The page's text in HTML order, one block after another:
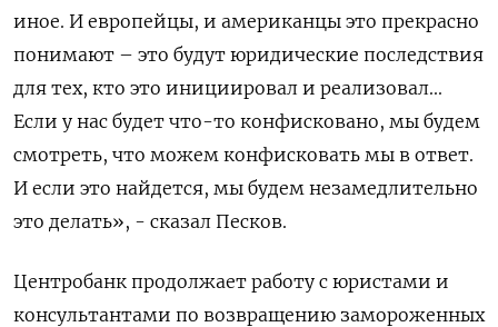
иное. И европейцы, и американцы это прекрасно
понимают – это будут юридические последствия
для тех, кто это инициировал и реализовал...
Если у нас будет что-то конфисковано, мы будем
смотреть, что можем конфисковать мы в ответ.
И если это найдется, мы будем незамедлительно
это делать», - сказал Песков.
Центробанк продолжает работу с юристами и
консультантами по возвращению замороженных